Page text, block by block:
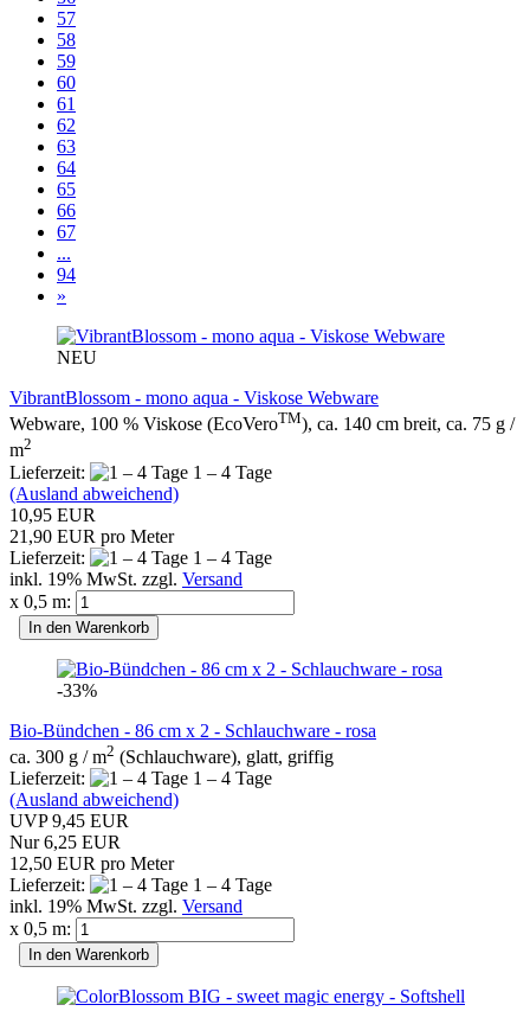
57
58
59
60
61
62
63
64
65
66
67
...
94
»
NEU
VibrantBlossom - mono aqua - Viskose Webware
Webware, 100 % Viskose (EcoVeroTM), ca. 140 cm breit, ca. 75 g /
m2
Lieferzeit:
1 – 4 Tage
(Ausland abweichend)
10,95 EUR
21,90 EUR pro Meter
Lieferzeit:
1 – 4 Tage
inkl. 19% MwSt. zzgl. Versand
x 0,5 m:
In den Warenkorb
-33%
Bio-Bündchen - 86 cm x 2 - Schlauchware - rosa
ca. 300 g / m2 (Schlauchware), glatt, griffig
Lieferzeit:
1 – 4 Tage
(Ausland abweichend)
UVP 9,45 EUR
Nur 6,25 EUR
12,50 EUR pro Meter
Lieferzeit:
1 – 4 Tage
inkl. 19% MwSt. zzgl. Versand
x 0,5 m:
In den Warenkorb